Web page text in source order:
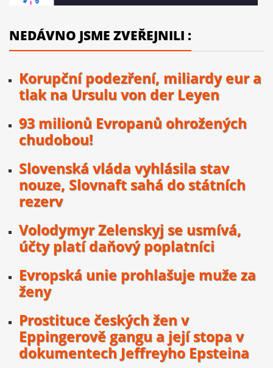
NEDÁVNO JSME ZVEŘEJNILI :
Korupční podezření, miliardy eur a
tlak na Ursulu von der Leyen
93 milionů Evropanů ohrožených
chudobou!
Slovenská vláda vyhlásila stav
nouze, Slovnaft sahá do státních
rezerv
Volodymyr Zelenskyj se usmívá,
účty platí daňový poplatníci
Evropská unie prohlašuje muže za
ženy
Prostituce českých žen v
Eppingerově gangu a její stopa v
dokumentech Jeffreyho Epsteina